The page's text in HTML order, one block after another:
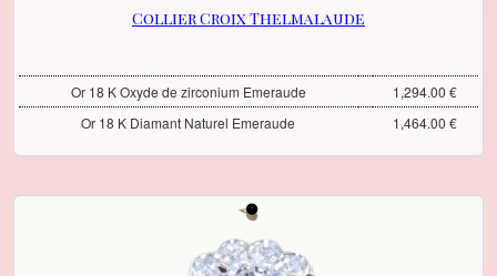
Collier Croix Thelmalaude
Or 18 K Oxyde de zirconium Emeraude
1,294.00 €
Or 18 K Diamant Naturel Emeraude
1,464.00 €